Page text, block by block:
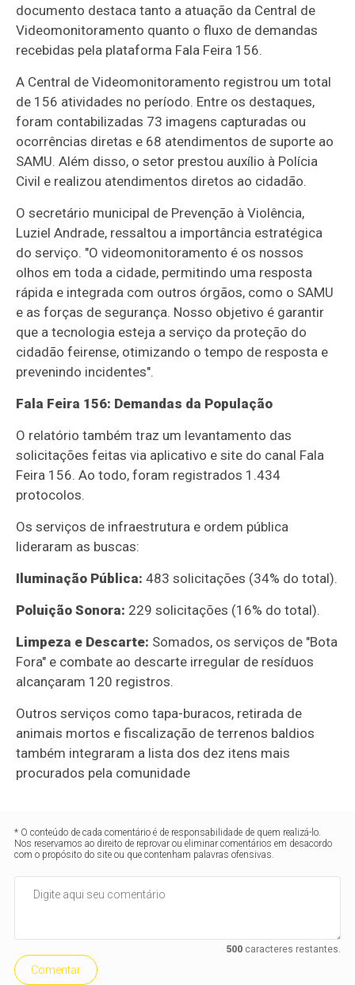
documento destaca tanto a atuação da Central de
Videomonitoramento quanto o fluxo de demandas
recebidas pela plataforma Fala Feira 156.
A Central de Videomonitoramento registrou um total
de 156 atividades no período. Entre os destaques,
foram contabilizadas 73 imagens capturadas ou
ocorrências diretas e 68 atendimentos de suporte ao
SAMU. Além disso, o setor prestou auxílio à Polícia
Civil e realizou atendimentos diretos ao cidadão.
O secretário municipal de Prevenção à Violência,
Luziel Andrade, ressaltou a importância estratégica
do serviço. "O videomonitoramento é os nossos
olhos em toda a cidade, permitindo uma resposta
rápida e integrada com outros órgãos, como o SAMU
e as forças de segurança. Nosso objetivo é garantir
que a tecnologia esteja a serviço da proteção do
cidadão feirense, otimizando o tempo de resposta e
prevenindo incidentes".
Fala Feira 156: Demandas da População
O relatório também traz um levantamento das
solicitações feitas via aplicativo e site do canal Fala
Feira 156. Ao todo, foram registrados 1.434
protocolos.
Os serviços de infraestrutura e ordem pública
lideraram as buscas:
Iluminação Pública: 483 solicitações (34% do total).
Poluição Sonora: 229 solicitações (16% do total).
Limpeza e Descarte: Somados, os serviços de "Bota
Fora" e combate ao descarte irregular de resíduos
alcançaram 120 registros.
Outros serviços como tapa-buracos, retirada de
animais mortos e fiscalização de terrenos baldios
também integraram a lista dos dez itens mais
procurados pela comunidade
* O conteúdo de cada comentário é de responsabilidade de quem realizá-lo.
Nos reservamos ao direito de reprovar ou eliminar comentários em desacordo
com o propósito do site ou que contenham palavras ofensivas.
500caracteres restantes.
Comentar